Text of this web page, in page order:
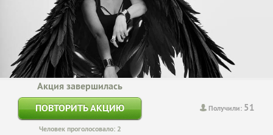
Получили: 51
Акция завершилась
ПОВТОРИТЬ АКЦИЮ
Человек проголосовало: 2